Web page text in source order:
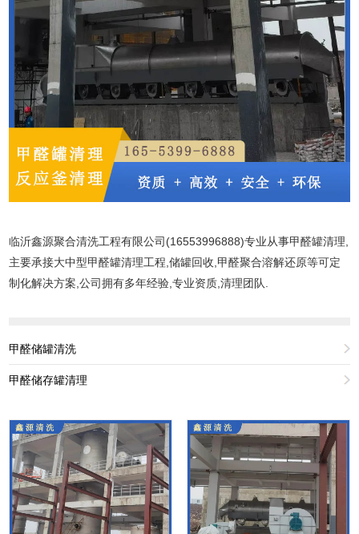
临沂鑫源聚合清洗工程有限公司(16553996888)专业从事甲醛罐清理,
主要承接大中型甲醛罐清理工程,储罐回收,甲醛聚合溶解还原等可定
制化解决方案,公司拥有多年经验,专业资质,清理团队.
甲醛储罐清洗
甲醛储存罐清理